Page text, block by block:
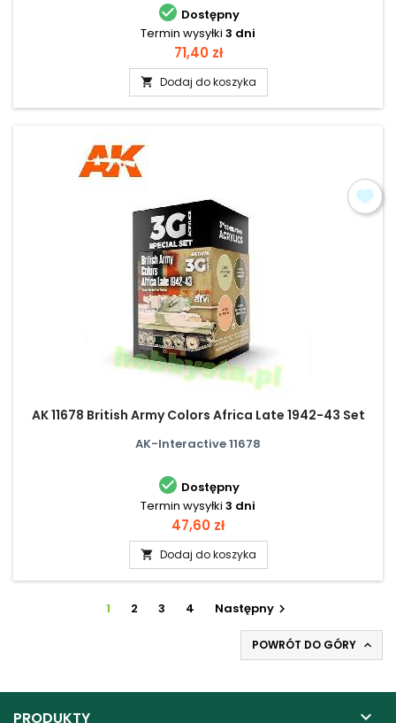
 Dostępny
Termin wysyłki 3 dni
Cena
71,40 zł
 Dodaj do koszyka
AK 11678 British Army Colors Africa Late 1942-43 Set
AK-Interactive 11678
 Dostępny
Termin wysyłki 3 dni
Cena
47,60 zł
 Dodaj do koszyka
1 2 3 4 Następny 
POWRÓT DO GÓRY 
PRODUKTY 